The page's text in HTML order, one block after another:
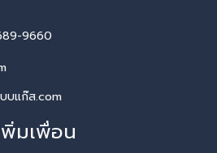
9660
บแก๊ส.com
พิ่มเพื่อน